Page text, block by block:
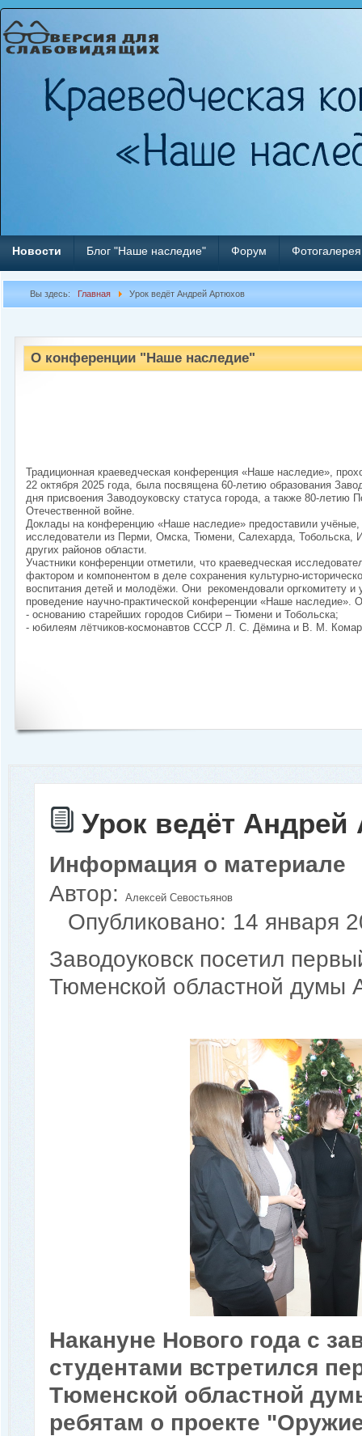
Новости Блог "Наше наследие" Форум Фотогалерея
Вы здесь: Главная Урок ведёт Андрей Артюхов
О конференции "Наше наследие"
Традиционная краеведческая конференция «Наше наследие»,
22 октября 2025 года, была посвящена 60-летию образования
дня присвоения Заводоуковску статуса города, а также 80-летию
Отечественной войне.
Доклады на конференцию «Наше наследие» предоставили учёные,
исследователи из Перми, Омска, Тюмени, Салехарда, Тобольска,
других районов области.
Участники конференции отметили, что краеведческая
фактором и компонентом в деле сохранения культурно-
воспитания детей и молодёжи. Они рекомендовали оргкомитету и
проведение научно-практической конференции «Наше
- основанию старейших городов Сибири – Тюмени и Тобольска;
- юбилеям лётчиков-космонавтов СССР Л. С. Дёмина и В. М.
Урок ведёт Андрей
Информация о материале
Автор:
Алексей Севостьянов
Опубликовано: 14 января
Заводоуковск посетил
Тюменской областной думы
Накануне Нового года с
студентами встретился
Тюменской областной
ребятам о проекте